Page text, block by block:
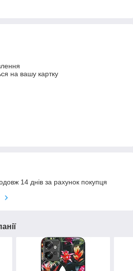
на вашу картку
14 днів за рахунок покупця